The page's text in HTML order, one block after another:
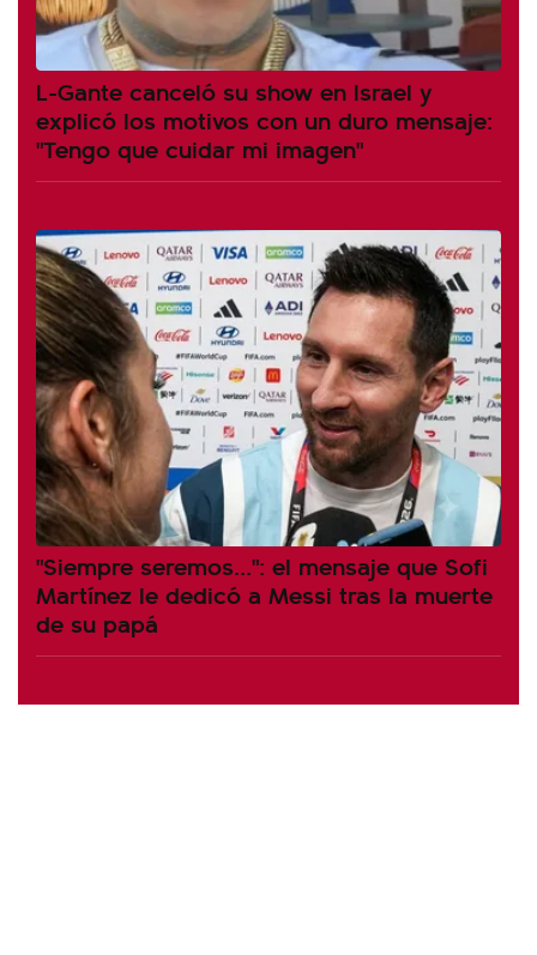
L-Gante canceló su show en Israel y
explicó los motivos con un duro mensaje:
"Tengo que cuidar mi imagen"
"Siempre seremos...": el mensaje que Sofi
Martínez le dedicó a Messi tras la muerte
de su papá